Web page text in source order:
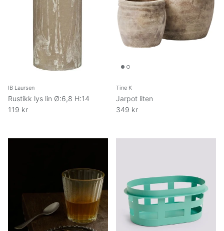
IB Laursen
Rustikk lys lin Ø:6,8 H:14
119 kr
Tine K
Jarpot liten
349 kr